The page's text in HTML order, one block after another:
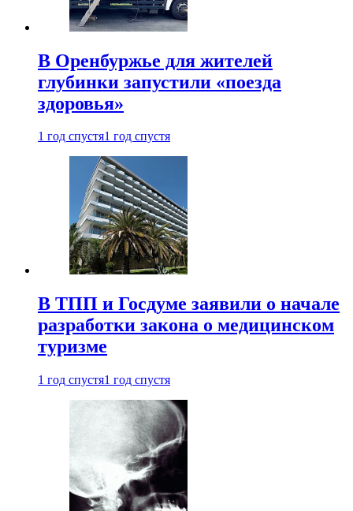
В Оренбуржье для жителей
глубинки запустили «поезда
здоровья»
1 год спустя1 год спустя
В ТПП и Госдуме заявили о начале
разработки закона о медицинском
туризме
1 год спустя1 год спустя